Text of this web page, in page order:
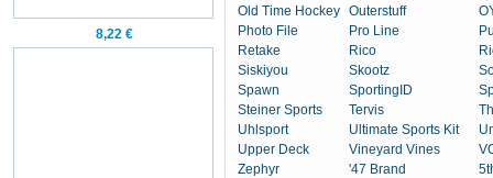
8,22 €
Old Time Hockey Outerstuff
Photo File
Pro Line
Retake
Rico
Siskiyou
Skootz
Spawn
SportingID
Steiner Sports
Tervis
Uhlsport
Ultimate Sports Kit
Upper Deck
Vineyard Vines
Zephyr
'47 Brand